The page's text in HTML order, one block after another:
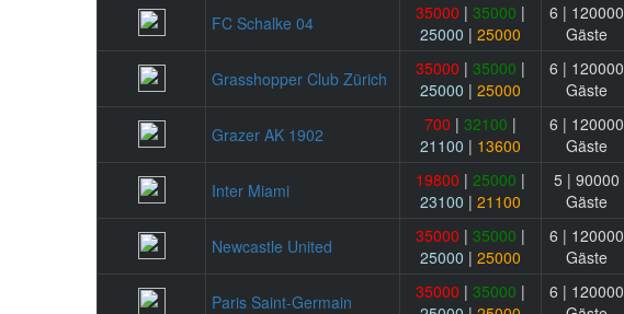
FC Schalke 04 35000 | 35000 |
25000 | 25000
6 | 120000
Gäste
Grasshopper Club Zürich 35000 | 35000 |
25000 | 25000
6 | 120000
Gäste
Grazer AK 1902 700 | 32100 |
21100 | 13600
6 | 120000
Gäste
Inter Miami 19800 | 25000 |
23100 | 21100
5 | 90000
Gäste
Newcastle United 35000 | 35000 |
25000 | 25000
6 | 120000
Gäste
Paris Saint-Germain 35000 | 35000 |
6 | 120000